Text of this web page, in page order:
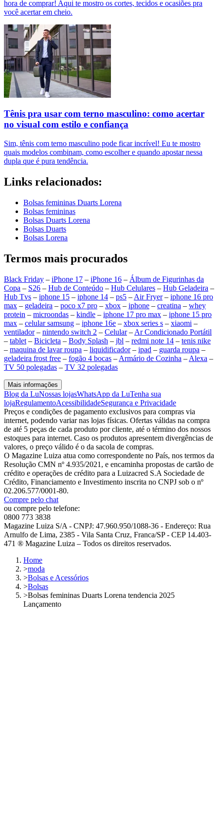
hora de comprar! Aqui te mostro os cortes, tecidos e ocasiões pra
você acertar em cheio.
Tênis pra usar com terno masculino: como acertar
no visual com estilo e confiança
Sim, tênis com terno masculino pode ficar incrível! Eu te mostro
quais modelos combinam, como escolher e quando apostar nessa
dupla que é pura tendência.
Links relacionados:
Bolsas femininas Duarts Lorena
Bolsas femininas
Bolsas Duarts Lorena
Bolsas Duarts
Bolsas Lorena
Termos mais procurados
Black Friday – iPhone 17 – iPhone 16 – Álbum de Figurinhas da
Copa – S26 – Hub de Conteúdo – Hub Celulares – Hub Geladeira –
Hub Tvs – iphone 15 – iphone 14 – ps5 – Air Fryer– iphone 16 pro
max – geladeira – poco x7 pro – xbox – iphone – creatina – whey
protein – microondas – kindle – iphone 17 pro max – iphone 15 pro
max – celular samsung – iphone 16e – xbox series s – xiaomi –
ventilador– nintendo switch 2 – Celular– Ar Condicionado Portátil
– tablet – Bicicleta – Body Splash – jbl – redmi note 14 – tenis nike
– maquina de lavar roupa – liquidificador– ipad – guarda roupa –
geladeira frost free – fogão 4 bocas – Armário de Cozinha – Alexa –
TV 50 polegadas – TV 32 polegadas
Mais informações
Blog da LuNossas lojasWhatsApp da LuTenha sua
lojaRegulamentoAcessibilidadeSegurança e Privacidade
Preços e condições de pagamento exclusivos para compras via
internet, podendo variar nas lojas físicas. Ofertas válidas na compra
de até 5 peças de cada produto por cliente, até o término dos nossos
estoques para internet. Caso os produtos apresentem divergências de
valores, o preço válido é o da sacola de compras.
O Magazine Luiza atua como correspondente no País, nos termos da
Resolução CMN nº 4.935/2021, e encaminha propostas de cartão de
crédito e operações de crédito para a Luizacred S.A Sociedade de
Crédito, Financiamento e Investimento inscrita no CNPJ sob o nº
02.206.577/0001-80.
Compre pelo chat
ou compre pelo telefone:
0800 773 3838
Magazine Luiza S/A - CNPJ: 47.960.950/1088-36 - Endereço: Rua
Arnulfo de Lima, 2385 - Vila Santa Cruz, Franca/SP - CEP 14.403-
471 ® Magazine Luiza – Todos os direitos reservados.
Home
>moda
>Bolsas e Acessórios
>Bolsas
>Bolsas femininas Duarts Lorena tendencia 2025
Lançamento